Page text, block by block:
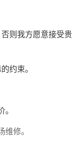
则我方愿意接受贵
约束。
。
维修。